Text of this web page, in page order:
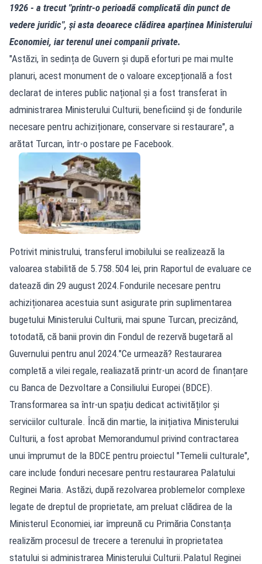
1926 - a trecut "printr-o perioadă complicată din punct de
vedere juridic", și asta deoarece clădirea aparținea Ministerului
Economiei, iar terenul unei companii private.
"Astăzi, în sedința de Guvern și după eforturi pe mai multe
planuri, acest monument de o valoare excepțională a fost
declarat de interes public național și a fost transferat în
administrarea Ministerului Culturii, beneficiind și de fondurile
necesare pentru achiziționare, conservare si restaurare", a
arătat Turcan, într-o postare pe Facebook.
Potrivit ministrului, transferul imobilului se realizează la
valoarea stabilită de 5.758.504 lei, prin Raportul de evaluare ce
datează din 29 august 2024.Fondurile necesare pentru
achiziționarea acestuia sunt asigurate prin suplimentarea
bugetului Ministerului Culturii, mai spune Turcan, precizând,
totodată, că banii provin din Fondul de rezervă bugetară al
Guvernului pentru anul 2024."Ce urmează? Restaurarea
completă a vilei regale, realiazată printr-un acord de finanțare
cu Banca de Dezvoltare a Consiliului Europei (BDCE).
Transformarea sa într-un spațiu dedicat activităților și
serviciilor culturale. Încă din martie, la inițiativa Ministerului
Culturii, a fost aprobat Memorandumul privind contractarea
unui împrumut de la BDCE pentru proiectul "Temelii culturale",
care include fonduri necesare pentru restaurarea Palatului
Reginei Maria. Astăzi, după rezolvarea problemelor complexe
legate de dreptul de proprietate, am preluat clădirea de la
Ministerul Economiei, iar împreună cu Primăria Constanța
realizăm procesul de trecere a terenului în proprietatea
statului si administrarea Ministerului Culturii.Palatul Reginei